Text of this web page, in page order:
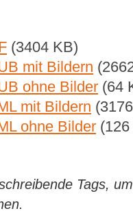
(3404 KB)
mit Bildern
ohne Bilder (64
mit Bildern
ohne Bilder
Tags,